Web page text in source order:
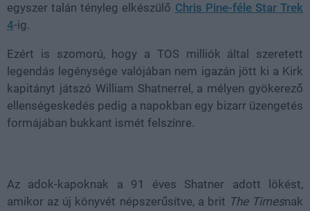
egyszer talán tényleg elkészülő Chris Pine-féle Star Trek
4-ig.
Ezért is szomorú, hogy a TOS milliók által szeretett
legendás legénysége valójában nem igazán jött ki a Kirk
kapitányt játszó William Shatnerrel, a mélyen gyökerező
ellenségeskedés pedig a napokban egy bizarr üzengetés
formájában bukkant ismét felszínre.
Az adok-kapoknak a 91 éves Shatner adott lökést,
amikor az új könyvét népszerűsítve, a brit The Timesnak